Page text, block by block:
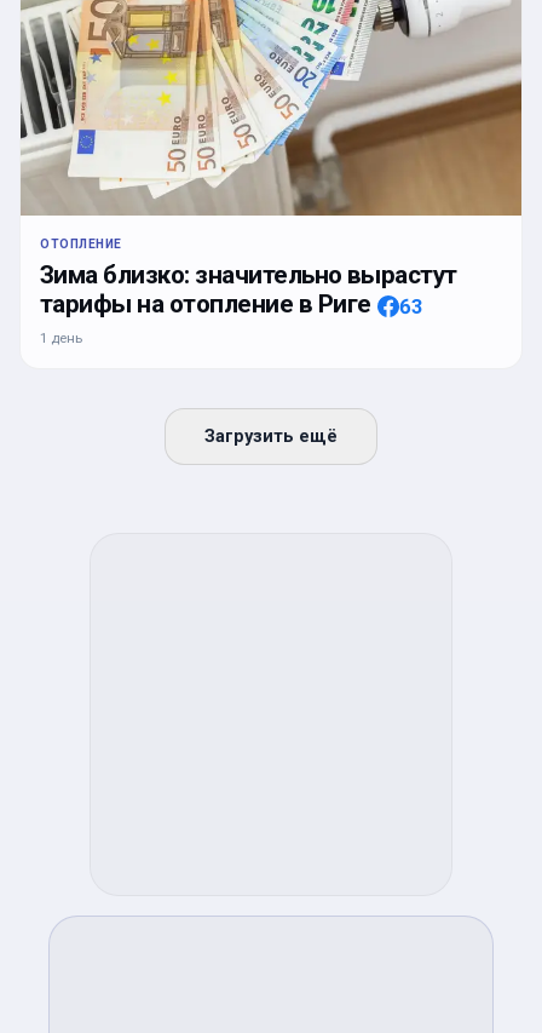
ОТОПЛЕНИЕ
Зима близко: значительно вырастут
тарифы на отопление в Риге
63
1 день
Загрузить ещё